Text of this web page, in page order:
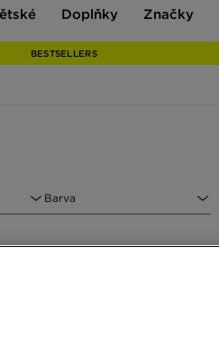
Doplňky Značky
BESTSELLERS
Barva